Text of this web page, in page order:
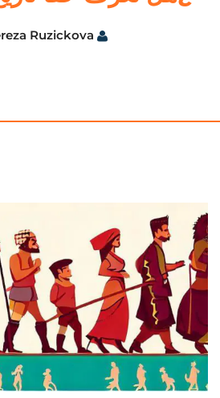
Tereza Ruzickova